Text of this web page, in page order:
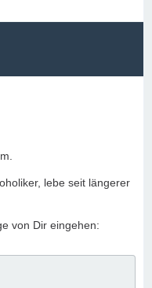
lebe seit längerer
von Dir eingehen: